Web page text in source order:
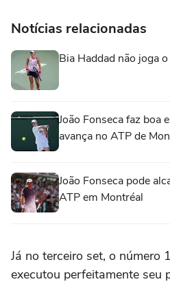
Notícias relacionadas
Bia Haddad não joga
João Fonseca faz boa
avança no ATP de
João Fonseca pode
ATP em Montréal
Já no terceiro set, o número
executou perfeitamente seu